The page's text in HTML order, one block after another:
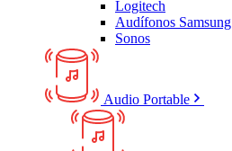
Logitech
Audífonos Samsung
Sonos
Audio Portable